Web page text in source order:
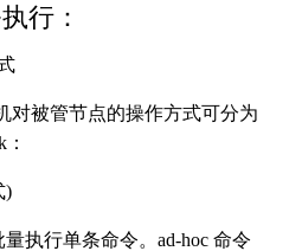
行：
对被管节点的操作方式可分为
)
执行单条命令。ad-hoc 命令